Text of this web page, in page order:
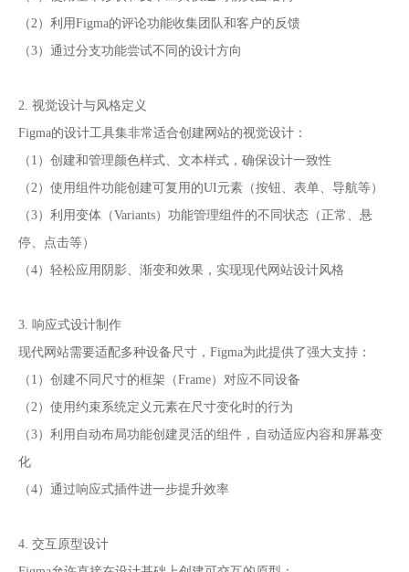
（2）利用Figma的评论功能收集团队和客户的反馈
（3）通过分支功能尝试不同的设计方向
2. 视觉设计与风格定义
Figma的设计工具集非常适合创建网站的视觉设计：
（1）创建和管理颜色样式、文本样式，确保设计一致性
（2）使用组件功能创建可复用的UI元素（按钮、表单、导航等）
（3）利用变体（Variants）功能管理组件的不同状态（正常、悬
停、点击等）
（4）轻松应用阴影、渐变和效果，实现现代网站设计风格
3. 响应式设计制作
现代网站需要适配多种设备尺寸，Figma为此提供了强大支持：
（1）创建不同尺寸的框架（Frame）对应不同设备
（2）使用约束系统定义元素在尺寸变化时的行为
（3）利用自动布局功能创建灵活的组件，自动适应内容和屏幕变
化
（4）通过响应式插件进一步提升效率
4. 交互原型设计